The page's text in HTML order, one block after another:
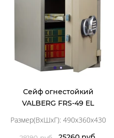
Сейф огнестойкий
VALBERG FRS-49 EL
Размер(ВхШхГ): 490x360x430